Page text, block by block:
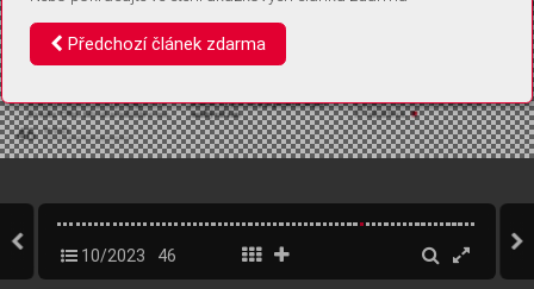
10/2023 46
Předchozí článek zdarma